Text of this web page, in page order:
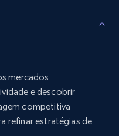
Initial price, Final
mercados
e descobrir
competitiva
refinar estratégias de